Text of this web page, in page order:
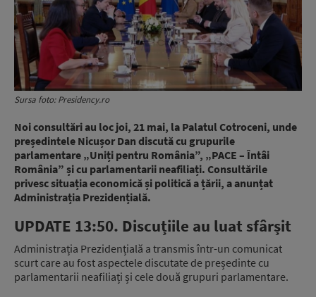
Sursa foto: Presidency.ro
Noi consultări au loc joi, 21 mai, la Palatul Cotroceni, unde
președintele Nicușor Dan discută cu grupurile
parlamentare „Uniți pentru România”, „PACE – Întâi
România” și cu parlamentarii neafiliați. Consultările
privesc situația economică și politică a țării, a anunțat
Administrația Prezidențială.
UPDATE 13:50. Discuțiile au luat sfârșit
Administrația Prezidențială a transmis într-un comunicat
scurt care au fost aspectele discutate de președinte cu
parlamentarii neafiliați și cele două grupuri parlamentare.